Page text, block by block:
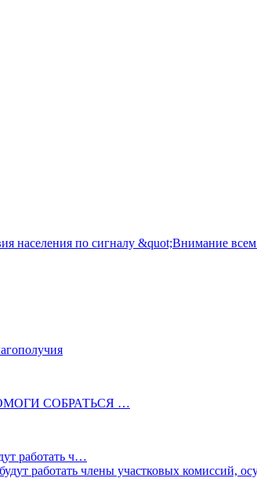
«ПОМОГИ СОБРАТЬСЯ …
работать ч…